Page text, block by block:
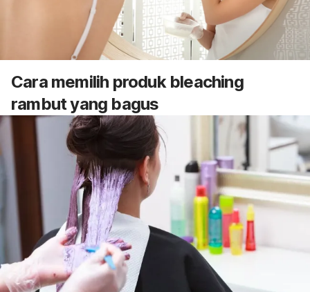
Cara memilih produk bleaching
rambut yang bagus